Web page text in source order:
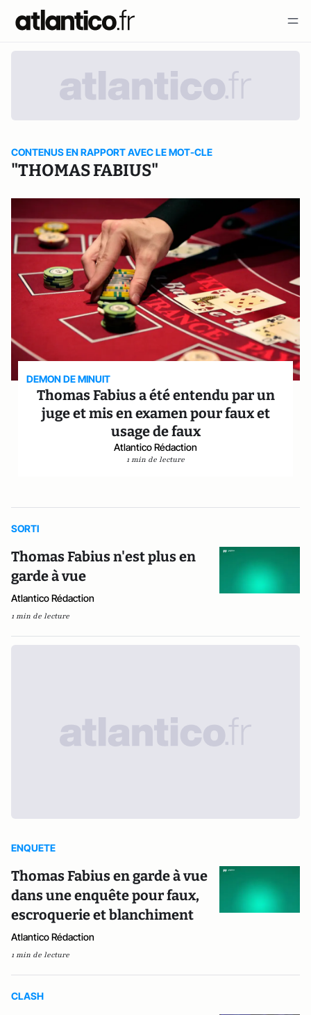
CONTENUS EN RAPPORT AVEC LE MOT-CLE
"THOMAS FABIUS"
DEMON DE MINUIT
Thomas Fabius a été entendu par un
juge et mis en examen pour faux et
usage de faux
Atlantico Rédaction
1 min de lecture
SORTI
Thomas Fabius n'est plus en
garde à vue
Atlantico Rédaction
1 min de lecture
ENQUETE
Thomas Fabius en garde à vue
dans une enquête pour faux,
escroquerie et blanchiment
Atlantico Rédaction
1 min de lecture
CLASH